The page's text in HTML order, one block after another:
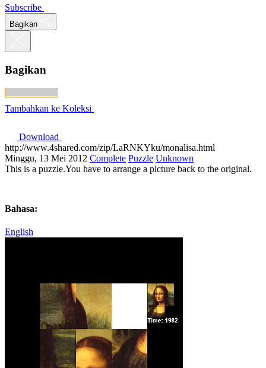
Subscribe
Bagikan
Bagikan
Tambahkan ke Koleksi
Download
http://www.4shared.com/zip/LaRNKYku/monalisa.html
Minggu, 13 Mei 2012 Complete Puzzle Unknown
This is a puzzle.You have to arrange a picture back to the original.
Bahasa:
English